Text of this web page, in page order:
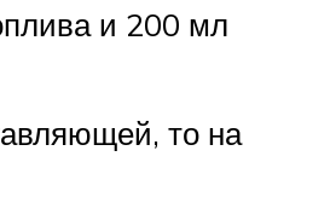
и 200 мл
то на